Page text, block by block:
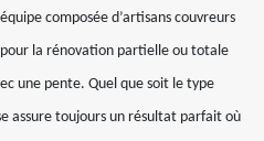
composée d’artisans couvreurs
la rénovation partielle ou totale
une pente. Quel que soit le type
assure toujours un résultat parfait où